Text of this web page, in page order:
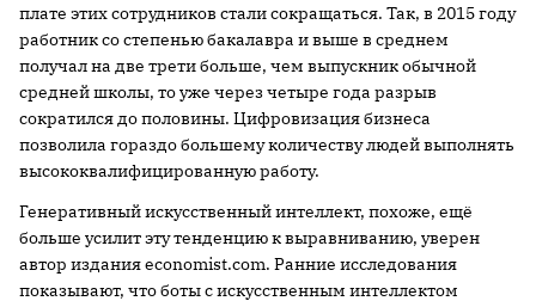
плате этих сотрудников стали сокращаться. Так, в 2015 году
работник со степенью бакалавра и выше в среднем
получал на две трети больше, чем выпускник обычной
средней школы, то уже через четыре года разрыв
сократился до половины. Цифровизация бизнеса
позволила гораздо большему количеству людей выполнять
высококвалифицированную работу.
Генеративный искусственный интеллект, похоже, ещё
больше усилит эту тенденцию к выравниванию, уверен
автор издания economist.com. Ранние исследования
показывают, что боты с искусственным интеллектом